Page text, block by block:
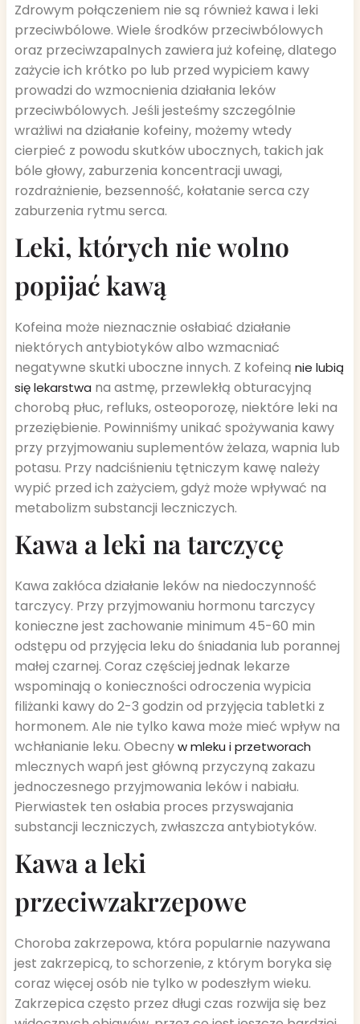
Zdrowym połączeniem nie są również kawa i leki
przeciwbólowe. Wiele środków przeciwbólowych
oraz przeciwzapalnych zawiera już kofeinę, dlatego
zażycie ich krótko po lub przed wypiciem kawy
prowadzi do wzmocnienia działania leków
przeciwbólowych. Jeśli jesteśmy szczególnie
wrażliwi na działanie kofeiny, możemy wtedy
cierpieć z powodu skutków ubocznych, takich jak
bóle głowy, zaburzenia koncentracji uwagi,
rozdrażnienie, bezsenność, kołatanie serca czy
zaburzenia rytmu serca.
Leki, których nie wolno
popijać kawą
Kofeina może nieznacznie osłabiać działanie
niektórych antybiotyków albo wzmacniać
negatywne skutki uboczne innych. Z kofeiną nie lubią
się lekarstwa na astmę, przewlekłą obturacyjną
chorobą płuc, refluks, osteoporozę, niektóre leki na
przeziębienie. Powinniśmy unikać spożywania kawy
przy przyjmowaniu suplementów żelaza, wapnia lub
potasu. Przy nadciśnieniu tętniczym kawę należy
wypić przed ich zażyciem, gdyż może wpływać na
metabolizm substancji leczniczych.
Kawa a leki na tarczycę
Kawa zakłóca działanie leków na niedoczynność
tarczycy. Przy przyjmowaniu hormonu tarczycy
konieczne jest zachowanie minimum 45-60 min
odstępu od przyjęcia leku do śniadania lub porannej
małej czarnej. Coraz częściej jednak lekarze
wspominają o konieczności odroczenia wypicia
filiżanki kawy do 2-3 godzin od przyjęcia tabletki z
hormonem. Ale nie tylko kawa może mieć wpływ na
wchłanianie leku. Obecnyw mleku i przetworach
mlecznych wapń jest główną przyczyną zakazu
jednoczesnego przyjmowania leków i nabiału.
Pierwiastek ten osłabia proces przyswajania
substancji leczniczych, zwłaszcza antybiotyków.
Kawa a leki
przeciwzakrzepowe
Choroba zakrzepowa, która popularnie nazywana
jest zakrzepicą, to schorzenie, z którym boryka się
coraz więcej osób nie tylko w podeszłym wieku.
Zakrzepica często przez długi czas rozwija się bez